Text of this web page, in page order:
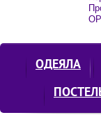
ОДЕЯЛА